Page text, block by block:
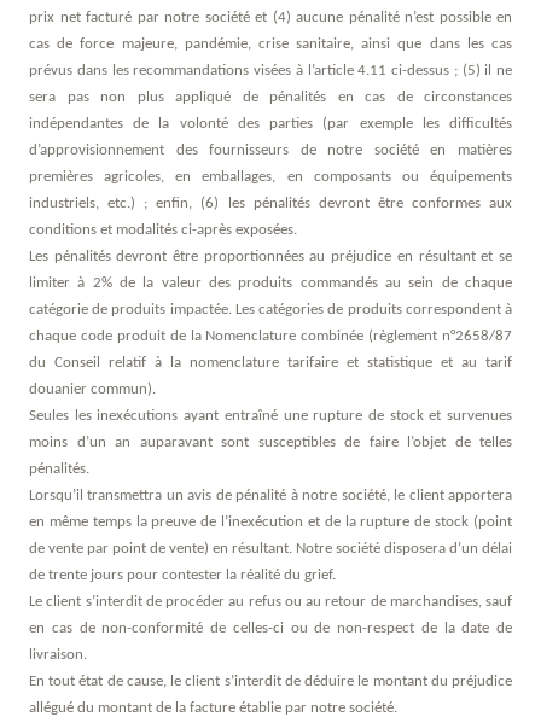
prix net facturé par notre société et (4) aucune pénalité n’est possible en
cas de force majeure, pandémie, crise sanitaire, ainsi que dans les cas
prévus dans les recommandations visées à l’article 4.11 ci-dessus ; (5) il ne
sera pas non plus appliqué de pénalités en cas de circonstances
indépendantes de la volonté des parties (par exemple les difficultés
d’approvisionnement des fournisseurs de notre société en matières
premières agricoles, en emballages, en composants ou équipements
industriels, etc.) ; enfin, (6) les pénalités devront être conformes aux
conditions et modalités ci-après exposées.
Les pénalités devront être proportionnées au préjudice en résultant et se
limiter à 2% de la valeur des produits commandés au sein de chaque
catégorie de produits impactée. Les catégories de produits correspondent à
chaque code produit de la Nomenclature combinée (règlement n°2658/87
du Conseil relatif à la nomenclature tarifaire et statistique et au tarif
douanier commun).
Seules les inexécutions ayant entraîné une rupture de stock et survenues
moins d’un an auparavant sont susceptibles de faire l’objet de telles
pénalités.
Lorsqu’il transmettra un avis de pénalité à notre société, le client apportera
en même temps la preuve de l’inexécution et de la rupture de stock (point
de vente par point de vente) en résultant. Notre société disposera d’un délai
de trente jours pour contester la réalité du grief.
Le client s’interdit de procéder au refus ou au retour de marchandises, sauf
en cas de non-conformité de celles-ci ou de non-respect de la date de
livraison.
En tout état de cause, le client s’interdit de déduire le montant du préjudice
allégué du montant de la facture établie par notre société.